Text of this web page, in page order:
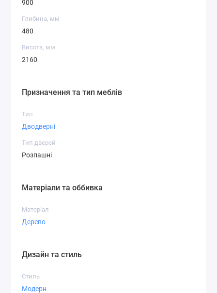
900
Глибина, мм
480
Висота, мм
2160
Призначення та тип меблів
Тип
Дводверні
Тип дверей
Розпашні
Матеріали та оббивка
Матеріал
Дерево
Дизайн та стиль
Стиль
Модерн